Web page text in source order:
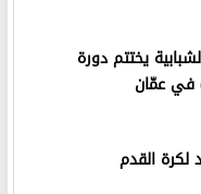
يختتم دورة
في عمّان
لكرة القدم